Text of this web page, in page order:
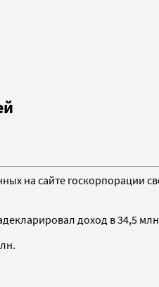
на сайте госкорпорации
доход в 34,5